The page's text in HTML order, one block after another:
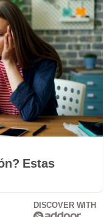
Estas
DISCOVER WITH